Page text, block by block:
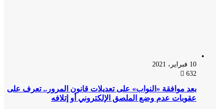
بعد موافقة «النواب» على تعديلات قانون المرور.. تعرف على
عقوبات عدم وضع الملصق الإلكتروني أو إتلافه